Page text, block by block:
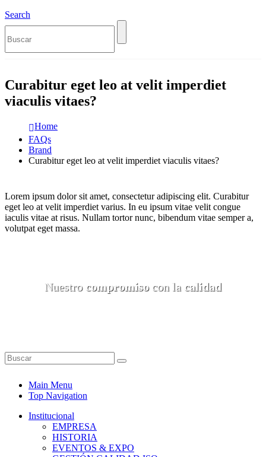
Search
Curabitur eget leo at velit imperdiet
viaculis vitaes?
Home
FAQs
Brand
Curabitur eget leo at velit imperdiet viaculis vitaes?
Lorem ipsum dolor sit amet, consectetur adipiscing elit. Curabitur
eget leo at velit imperdiet varius. In eu ipsum vitae velit congue
iaculis vitae at risus. Nullam tortor nunc, bibendum vitae semper a,
volutpat eget massa.
Nuestro compromisocon la calidad
Main Menu
Top Navigation
Institucional
EMPRESA
HISTORIA
EVENTOS & EXPO